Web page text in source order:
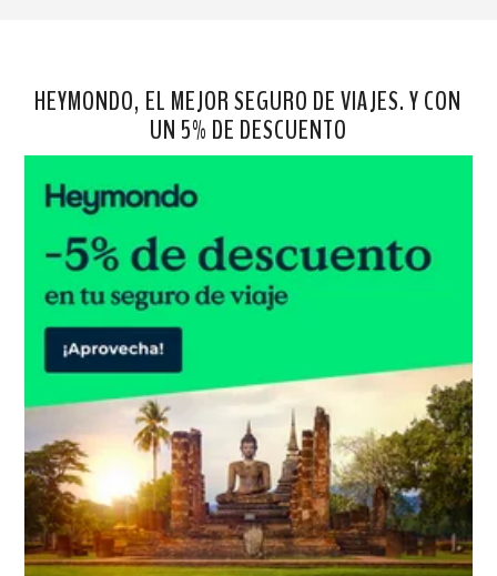
HEYMONDO, EL MEJOR SEGURO DE VIAJES. Y CON
UN 5% DE DESCUENTO